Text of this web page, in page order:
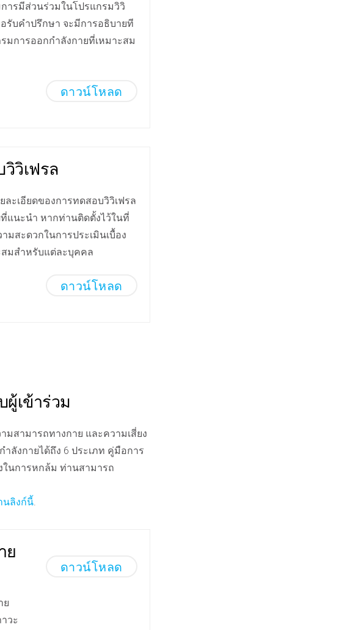
ารมีส่วนร่วมในโปรแกรมวิวิ
รับคำปรึกษา จะมีการอธิบายที
มการออกกำลังกายที่เหมาะสม
ดาวน์โหลด
วิเฟรล
ะเอียดของการทดสอบวิวิเฟรล
แนะนำ หากท่านติดตั้งไว้ในที่
สะดวกในการประเมินเบื้อง
มสำหรับแต่ละบุคคล
ดาวน์โหลด
ผู้เข้าร่วม
สามารถทางกาย และความเสี่ยง
ลังกายได้ถึง 6 ประเภท คู่มือการ
นการหกล้ม ท่านสามารถ
นลิงก์นี้.
ย
ย
วะ
ดาวน์โหลด